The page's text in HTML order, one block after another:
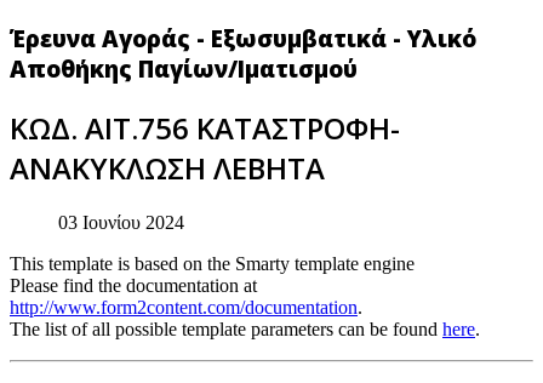
Έρευνα Αγοράς - Εξωσυμβατικά - Υλικό
Αποθήκης Παγίων/Ιματισμού
ΚΩΔ. ΑΙΤ.756 ΚΑΤΑΣΤΡΟΦΗ-
ΑΝΑΚΥΚΛΩΣΗ ΛΕΒΗΤΑ
03 Ιουνίου 2024
This template is based on the Smarty template engine
Please find the documentation at
http://www.form2content.com/documentation.
The list of all possible template parameters can be found here.